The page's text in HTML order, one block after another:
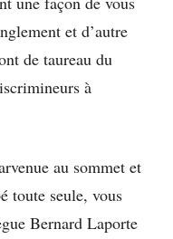
et d’autre
de taureau du
à
au sommet et
toute seule, vous
Bernard Laporte